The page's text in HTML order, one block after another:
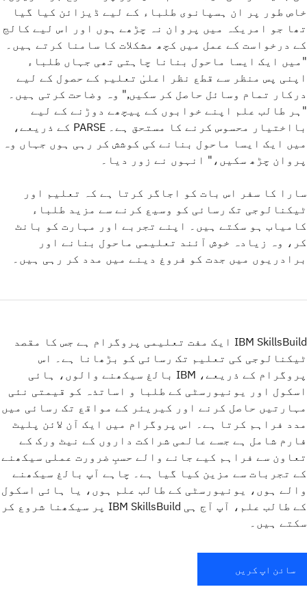
خاص طور پر ان ہسپانوی طلباء کے لیے ڈیزائن کیا گیا
تھا جو امریکہ میں پروان نہ چڑھے ہوں اور اس لیے کالج
کے درخواست کے عمل میں کچھ مشکلات کا سامنا کرتے ہیں۔
"میں ایک ایسا ماحول بنانا چاہتی تھی جہاں طلباء
اپنی پس منظر سے قطع نظر اعلیٰ تعلیم کے حصول کے لیے
درکار تمام وسائل حاصل کر سکیں," وہ وضاحت کرتی ہیں۔
"ہر طالب علم اپنے خوابوں کے پیچھے دوڑنے کے لیے
بااختیار محسوس کرنے کا مستحق ہے۔ PARSE کے ذریعے،
میں ایک ایسا ماحول بنانے کی کوشش کر رہی ہوں جہاں وہ
پروان چڑھ سکیں،" انہوں نے زور دیا۔
سارا کا سفر اس بات کو اجاگر کرتا ہے کہ تعلیم اور
ٹیکنالوجی تک رسائی کو وسیع کرنے سے مزید طلباء
کامیاب ہو سکتے ہیں۔ اپنے تجربے اور مہارت کو بانٹ
کر، وہ زیادہ خوش آئند تعلیمی ماحول بنانے اور
برادریوں میں جدت کو فروغ دینے میں مدد کر رہی ہیں۔
IBM SkillsBuild ایک مفت تعلیمی پروگرام ہے جس کا مقصد
ٹیکنالوجی کی تعلیم تک رسائی کو بڑھانا ہے۔ اس
پروگرام کے ذریعے، IBM بالغ سیکھنے والوں، ہائی
اسکول اور یونیورسٹی کے طلبا و اساتذہ کو قیمتی نئی
مہارتیں حاصل کرنے اور کیریئر کے مواقع تک رسائی میں
مدد فراہم کرتا ہے۔ اس پروگرام میں ایک آن لائن پلیٹ
فارم شامل ہے جسے عالمی شراکت داروں کے نیٹ ورک کے
تعاون سے فراہم کیے جانے والے حسبِ ضرورت عملی سیکھنے
کے تجربات سے مزین کیا گیا ہے۔ چاہے آپ بالغ سیکھنے
والے ہوں، یونیورسٹی کے طالب علم ہوں، یا ہائی اسکول
کے طالب علم، آپ آج ہی IBM SkillsBuild پر سیکھنا شروع کر
سکتے ہیں۔
سائن اپ کریں